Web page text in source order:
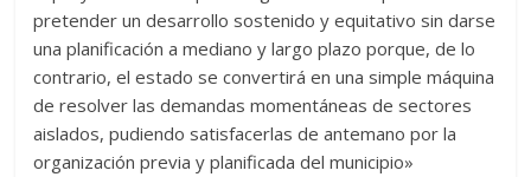
pretender un desarrollo sostenido y equitativo sin darse
una planificación a mediano y largo plazo porque, de lo
contrario, el estado se convertirá en una simple máquina
de resolver las demandas momentáneas de sectores
aislados, pudiendo satisfacerlas de antemano por la
organización previa y planificada del municipio»